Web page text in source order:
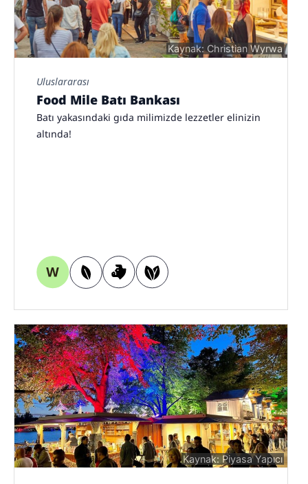
Kaynak: Christian Wyrwa
Uluslararası
Food Mile Batı Bankası
Batı yakasındaki gıda milimizde lezzetler elinizin
altında!
Kaynak: Piyasa Yapıcı